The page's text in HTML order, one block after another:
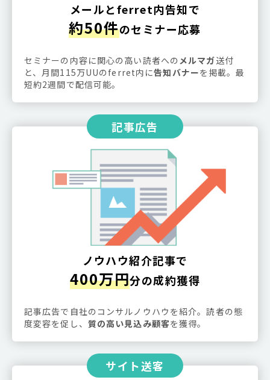
メールとferret内告知で
約50件のセミナー応募
セミナーの内容に関心の高い読者への メルマガ送付
と、月間115万UUのferret内に告知バナーを掲載。最
短約2週間で配信可能。
記事広告
ノウハウ紹介記事で
400万円分の成約獲得
記事広告で自社のコンサルノウハウを紹介。読者の態
度変容を促し、 質の高い見込み顧客を獲得。
サイト送客